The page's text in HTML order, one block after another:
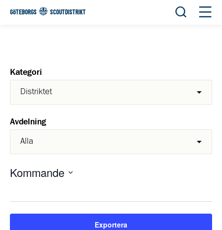
GÖTEBORGS SCOUTDISTRIKT Öppna
Kategori
Avdelning
Kommande
datum.
Exportera